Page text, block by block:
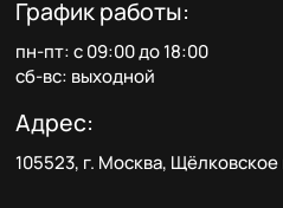
График работы:
пн-пт: с 09:00 до 18:00
сб-вс: выходной
Адрес:
105523, г. Москва,